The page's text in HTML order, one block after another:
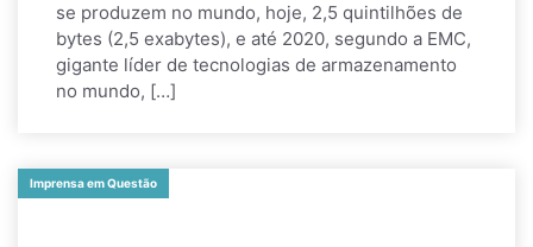
se produzem no mundo, hoje, 2,5 quintilhões de
bytes (2,5 exabytes), e até 2020, segundo a EMC,
gigante líder de tecnologias de armazenamento
no mundo, […]
Imprensa em Questão